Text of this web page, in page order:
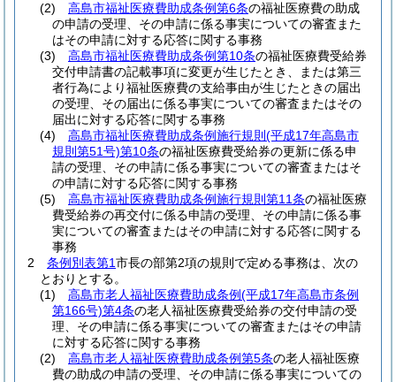
(2)
高島市福祉医療費助成条例第6条の福祉医療費の助成
の申請の受理、その申請に係る事実についての審査また
はその申請に対する応答に関する事務
(3)
高島市福祉医療費助成条例第10条の福祉医療費受給券
交付申請書の記載事項に変更が生じたとき、または第三
者行為により福祉医療費の支給事由が生じたときの届出
の受理、その届出に係る事実についての審査またはその
届出に対する応答に関する事務
(4)
高島市福祉医療費助成条例施行規則 (平成17年高島市
規則第51号)第10条の福祉医療費受給券の更新に係る申
請の受理、その申請に係る事実についての審査またはそ
の申請に対する応答に関する事務
(5)
高島市福祉医療費助成条例施行規則第11条の福祉医療
費受給券の再交付に係る申請の受理、その申請に係る事
実についての審査またはその申請に対する応答に関する
事務
2
条例別表第1市長の部第2項の規則で定める事務は、次の
とおりとする。
(1)
高島市老人福祉医療費助成条例(平成17年高島市条例
第166号)第4条の老人福祉医療費受給券の交付申請の受
理、その申請に係る事実についての審査またはその申請
に対する応答に関する事務
(2)
高島市老人福祉医療費助成条例第5条の老人福祉医療
費の助成の申請の受理、その申請に係る事実についての